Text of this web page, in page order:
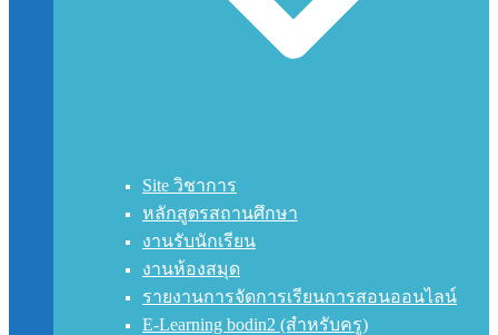
Site วิชาการ
หลักสูตรสถานศึกษา
งานรับนักเรียน
งานห้องสมุด
รายงานการจัดการเรียนการสอนออนไลน์
E-Learning bodin2 (สำหรับครู)